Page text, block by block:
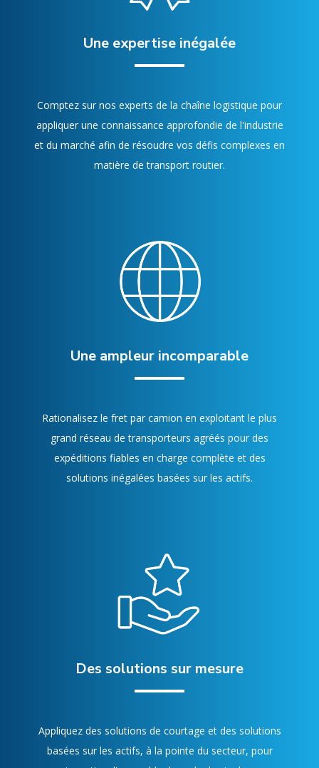
Une expertise inégalée
Comptez sur nos experts de la chaîne logistique pour
appliquer une connaissance approfondie de l'industrie
et du marché afin de résoudre vos défis complexes en
matière de transport routier.
Une ampleur incomparable
Rationalisez le fret par camion en exploitant le plus
grand réseau de transporteurs agréés pour des
expéditions fiables en charge complète et des
solutions inégalées basées sur les actifs.
Des solutions sur mesure
Appliquez des solutions de courtage et des solutions
basées sur les actifs, à la pointe du secteur, pour